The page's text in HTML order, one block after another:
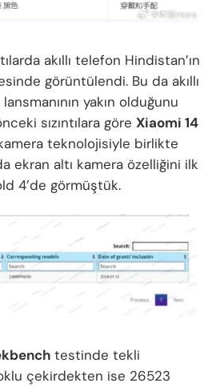
akıllı telefon Hindistan’ın
görüntülendi. Bu da akıllı
yakın olduğunu
sızıntılara göre Xiaomi 14
teknolojisiyle birlikte
ekran altı kamera özelliğini ilk
4’de görmüştük.
testinde tekli
çekirdekten ise 26523